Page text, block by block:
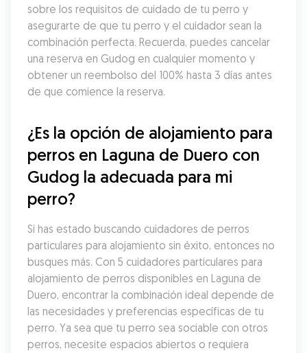
sobre los requisitos de cuidado de tu perro y
asegurarte de que tu perro y el cuidador sean la
combinación perfecta. Recuerda, puedes cancelar
una reserva en Gudog en cualquier momento y
obtener un reembolso del 100% hasta 3 días antes
de que comience la reserva.
¿Es la opción de alojamiento para
perros en Laguna de Duero con
Gudog la adecuada para mi
perro?
Si has estado buscando cuidadores de perros
particulares para alojamiento sin éxito, entonces no
busques más. Con 5 cuidadores particulares para
alojamiento de perros disponibles en Laguna de
Duero, encontrar la combinación ideal depende de
las necesidades y preferencias específicas de tu
perro. Ya sea que tu perro sea sociable con otros
perros, necesite espacios abiertos o requiera